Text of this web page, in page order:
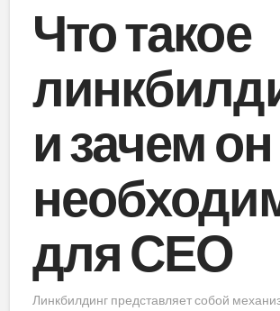
Что такое
и зачем он
для СЕО
Линкбилдинг представляет собой